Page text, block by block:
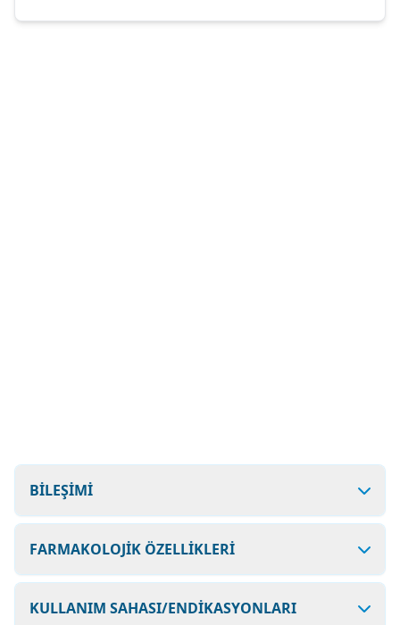
BİLEŞİMİ
FARMAKOLOJİK ÖZELLİKLERİ
KULLANIM SAHASI/ENDİKASYONLARI